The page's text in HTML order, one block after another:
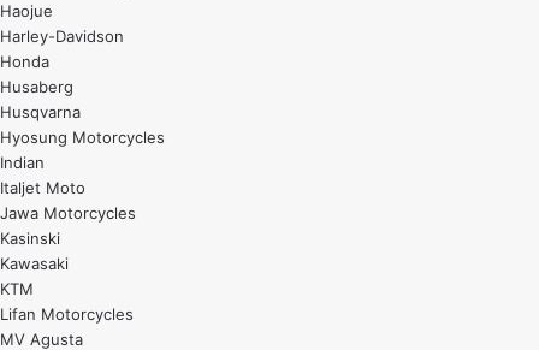
Haojue
Harley-Davidson
Honda
Husaberg
Husqvarna
Hyosung Motorcycles
Indian
Italjet Moto
Jawa Motorcycles
Kasinski
Kawasaki
KTM
Lifan Motorcycles
MV Agusta